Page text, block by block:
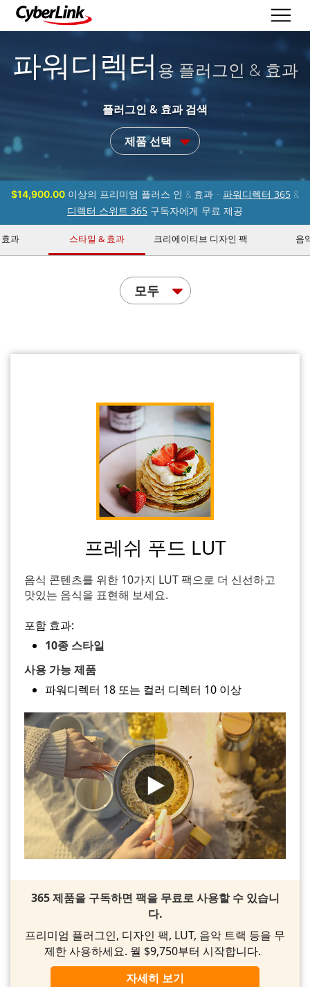
파워디렉터 용 플러그인 & 효과
플러그인 & 효과 검색
제품 선택
$14,900.00 이상의 프리미엄 플러스 인 & 효과 - 파워디렉터 365 &
디렉터 스위트 365 구독자에게 무료 제공
과 스타일 & 효과 크리에이티브 디자인 팩 음
모두
프레쉬 푸드 LUT
음식 콘텐츠를 위한 10가지 LUT 팩으로 더 신선하고
맛있는 음식을 표현해 보세요.
포함 효과:
10종 스타일
사용 가능 제품
파워디렉터 18 또는 컬러 디렉터 10 이상
365 제품을 구독하면 팩을 무료로 사용할 수 있습니
다.
프리미엄 플러그인, 디자인 팩, LUT, 음악 트랙 등을 무
제한 사용하세요. 월 $9,750부터 시작합니다.
자세히 보기